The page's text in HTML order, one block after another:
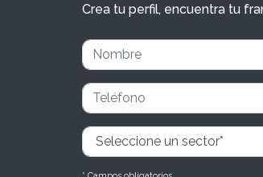
Crea tu perfil, encuentra tu